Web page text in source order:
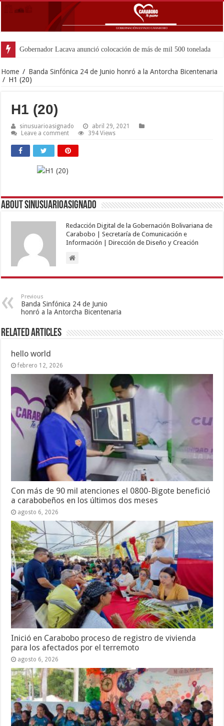
Home / Banda Sinfónica 24 de Junio honró a la Antorcha Bicentenaria
/ H1 (20)
H1 (20)
sinusuarioasignado
abril 29, 2021
Leave a comment
394 Views
About sinusuarioasignado
Redacción Digital de la Gobernación Bolivariana de
Carabobo | Secretaría de Comunicación e
Información | Dirección de Diseño y Creación
Previous
Banda Sinfónica 24 de Junio
honró a la Antorcha Bicentenaria
Related Articles
hello world
febrero 12, 2026
Con más de 90 mil atenciones el 0800-Bigote benefició
a carabobeños en los últimos dos meses
agosto 6, 2026
Inició en Carabobo proceso de registro de vivienda
para los afectados por el terremoto
agosto 6, 2026